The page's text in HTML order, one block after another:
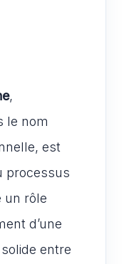
,
le nom
est
processus
un rôle
d’une
entre